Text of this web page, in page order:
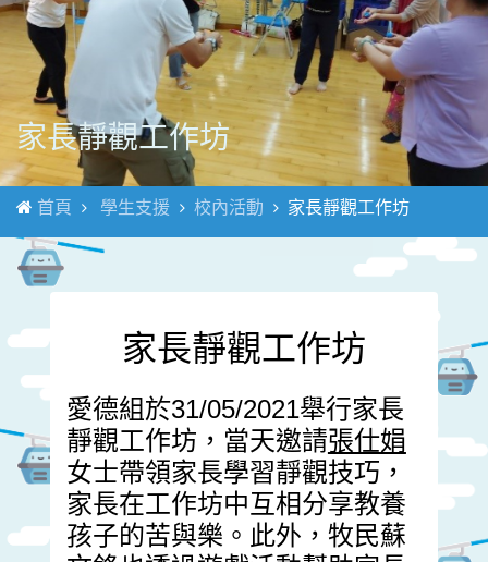
家長靜觀工作坊
首頁 學生支援 校內活動 家長靜觀工作坊
家長靜觀工作坊
愛德組於31/05/2021舉行家長
靜觀工作坊，當天邀請張仕娟
女士帶領家長學習靜觀技巧，
家長在工作坊中互相分享教養
孩子的苦與樂。此外，牧民蘇